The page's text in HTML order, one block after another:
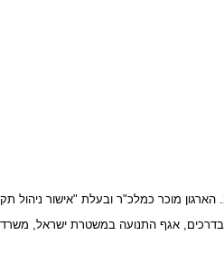
אגף התנועה במשטרת ישראל, משרד